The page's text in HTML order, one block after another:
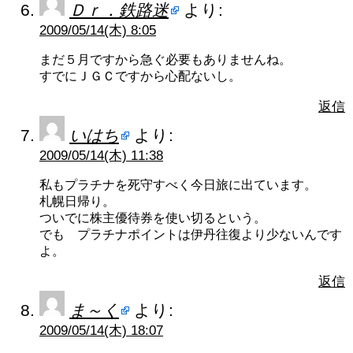
Ｄｒ．鉄路迷 より:
2009/05/14(木) 8:05
まだ５月ですから急ぐ必要もありませんね。
すでにＪＧＣですから心配ないし。
返信
いはち より:
2009/05/14(木) 11:38
私もプラチナを死守すべく今日旅に出ています。
札幌日帰り。
ついでに株主優待券を使い切るという。
でも プラチナポイントは伊丹往復より少ないんです
よ。
返信
ま～く より:
2009/05/14(木) 18:07